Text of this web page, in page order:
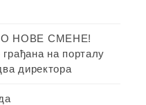
НОВЕ СМЕНЕ!
на порталу
директора